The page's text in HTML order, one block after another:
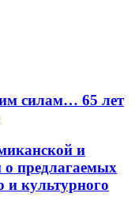
силам… 65 лет
и
предлагаемых
и культурного